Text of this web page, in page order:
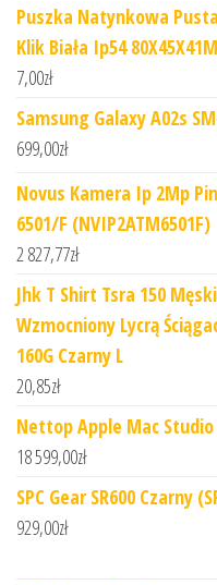
Puszka Natynkowa
Klik Biała Ip54
7,00zł
Samsung Galaxy A02s
699,00zł
Novus Kamera Ip 2Mp
6501/F (NVIP2ATM6501F)
2 827,77zł
Jhk T Shirt Tsra 150
Wzmocniony Lycrą
160G Czarny L
20,85zł
Nettop Apple Mac Studio
18 599,00zł
SPC Gear SR600 Czarny
929,00zł